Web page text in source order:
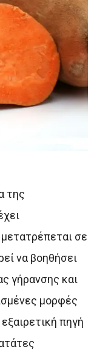
της
σε
να βοηθήσει
γήρανσης και
μορφές
πηγή